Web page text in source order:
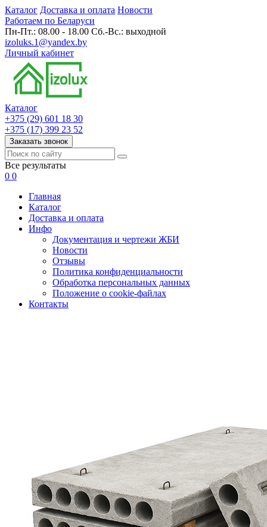
Каталог Доставка и оплата Новости
Работаем по Беларуси
Пн-Пт.: 08.00 - 18.00 Сб.-Вс.: выходной
izoluks.1@yandex.by
Личный кабинет
Каталог
+375 (29) 601 18 30
+375 (17) 399 23 52
Заказать звонок
Все результаты
0 0
Главная
Каталог
Доставка и оплата
Инфо
Документация и чертежи ЖБИ
Новости
Отзывы
Политика конфиденциальности
Обработка персональных данных
Положение о cookie-файлах
Контакты